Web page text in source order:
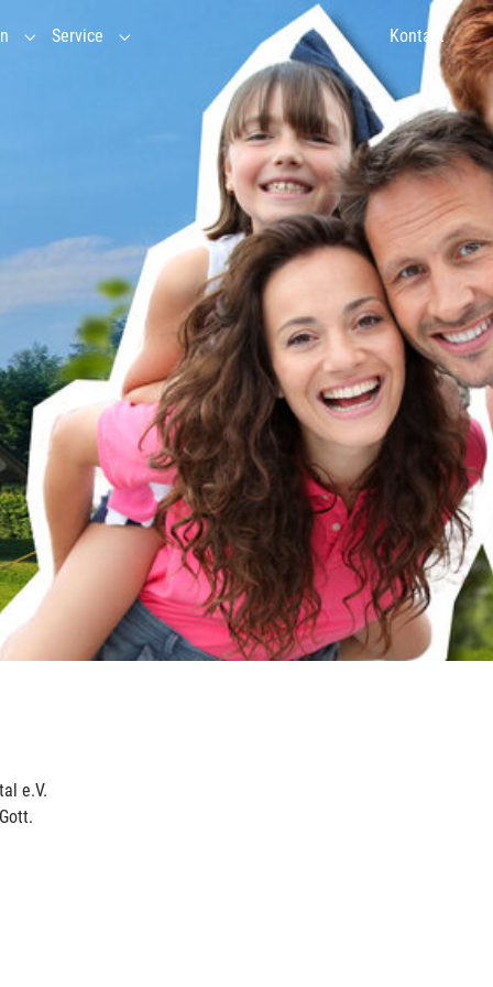
Submenu for "Veranstaltungen"
Service
Submenu for "Service"
Kontakt
e.V.